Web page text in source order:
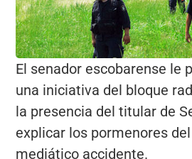
El senador escobarense le
una iniciativa del bloque
la presencia del titular de
explicar los pormenores
mediático accidente.